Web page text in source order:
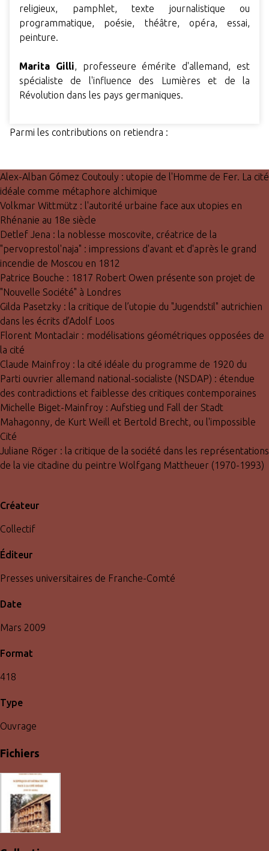
religieux, pamphlet, texte journalistique ou
programmatique, poésie, théâtre, opéra, essai,
peinture.
Marita Gilli, professeure émérite d'allemand, est
spécialiste de l'influence des Lumières et de la
Révolution dans les pays germaniques.
Parmi les contributions on retiendra :
Alex-Alban Gómez Coutouly : utopie de l'Homme de Fer. La cité
idéale comme métaphore alchimique
Volkmar Wittmütz : l'autorité urbaine face aux utopies en
Rhénanie au 18e siècle
Detlef Jena : la noblesse moscovite, créatrice de la
"pervoprestol'naja" : impressions d'avant et d'après le grand
incendie de Moscou en 1812
Patrice Bouche : 1817 Robert Owen présente son projet de
"Nouvelle Société" à Londres
Gilda Pasetzky : la critique de l’utopie du "Jugendstil" autrichien
dans les écrits d’Adolf Loos
Florent Montaclair : modélisations géométriques opposées de
la cité
Claude Mainfroy : la cité idéale du programme de 1920 du
Parti ouvrier allemand national-socialiste (NSDAP) : étendue
des contradictions et faiblesse des critiques contemporaines
Michelle Biget-Mainfroy : Aufstieg und Fall der Stadt
Mahagonny, de Kurt Weill et Bertold Brecht, ou l'impossible
Cité
Juliane Röger : la critique de la société dans les représentations
de la vie citadine du peintre Wolfgang Mattheuer (1970-1993)
Créateur
Collectif
Éditeur
Presses universitaires de Franche-Comté
Date
Mars 2009
Format
418
Type
Ouvrage
Fichiers